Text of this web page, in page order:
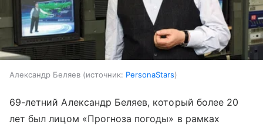
Александр Беляев источник: PersonaStars
69-летний Александр Беляев, который более 20
лет был лицом «Прогноза погоды» в рамках